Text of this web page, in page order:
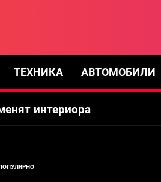
ТЕХНИКА АВТОМОБИЛИ
панорама
създават интерактивни
контрол и прецизност